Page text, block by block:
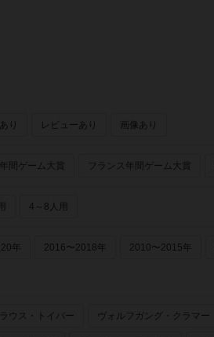
り レビューあり 画像あり
間ゲーム大賞 フランス年間ゲーム大賞
4～8人用
年 2016〜2018年 2010〜2015年
ウス・トイバー ヴォルフガング・クラマー